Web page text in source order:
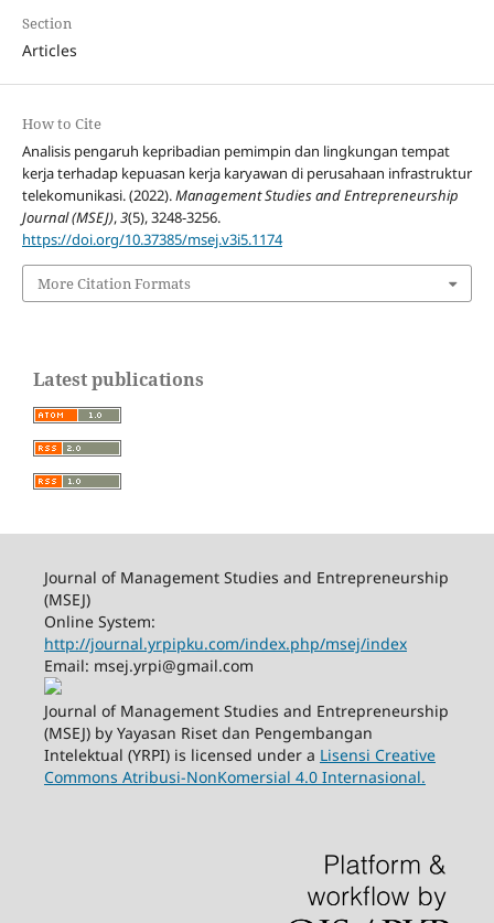
Section
Articles
How to Cite
Analisis pengaruh kepribadian pemimpin dan lingkungan tempat
kerja terhadap kepuasan kerja karyawan di perusahaan infrastruktur
telekomunikasi. (2022).Management Studies and Entrepreneurship
Journal (MSEJ),3(5), 3248-3256.
https://doi.org/10.37385/msej.v3i5.1174
More Citation Formats
Latest publications
Journal of Management Studies and Entrepreneurship
(MSEJ)
Online System:
http://journal.yrpipku.com/index.php/msej/index
Email: msej.yrpi@gmail.com
Journal of Management Studies and Entrepreneurship
(MSEJ) by Yayasan Riset dan Pengembangan
Intelektual (YRPI) is licensed under a Lisensi Creative
Commons Atribusi-NonKomersial 4.0 Internasional.